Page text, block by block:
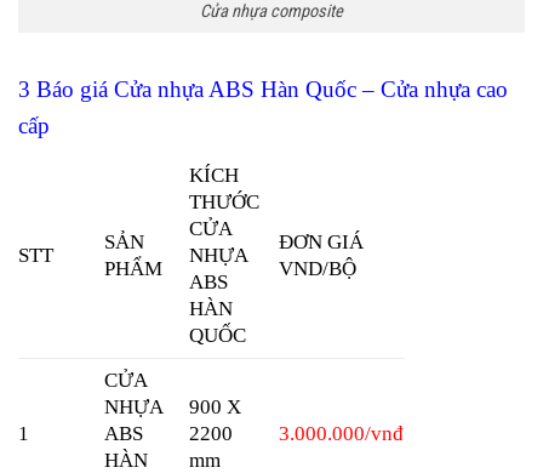
Cửa nhựa composite
3 Báo giá Cửa nhựa ABS Hàn Quốc – Cửa nhựa cao
cấp
STT
SẢN
PHẨM
KÍCH
THƯỚC
CỬA
NHỰA
ABS
HÀN
QUỐC
ĐƠN GIÁ
VND/BỘ
1
CỬA
NHỰA
ABS
HÀN
900 X
2200
mm
3.000.000/vnđ